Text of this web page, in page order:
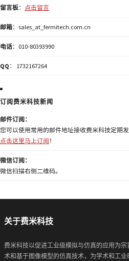
留言板： 点击留言
邮箱：sales_at_fermitech.com.cn
电话：010-80393990
QQ ： 1732167264
订阅费米科技新闻
邮件订阅：
您可以使用常用的邮件地址接收费米科技定期发
点击这里马上订阅 ！
微信订阅：
微信扫描右侧二维码。
关于费米科技
费米科技以促进工业级模拟与仿真的应用为
术和基于图像模型的仿真技术，为学术和工业